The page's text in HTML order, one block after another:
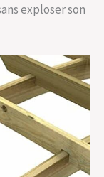
exploser son